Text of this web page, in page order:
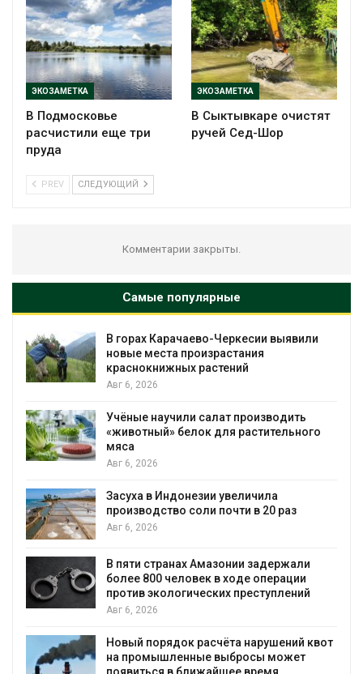
ЭКОЗАМЕТКА
В Подмосковье
расчистили еще три
пруда
ЭКОЗАМЕТКА
В Сыктывкаре очистят
ручей Сед-Шор
PREV СЛЕДУЮЩИЙ
Комментарии закрыты.
Самые популярные
В горах Карачаево-Черкесии выявили
новые места произрастания
краснокнижных растений
Авг 6, 2026
Учёные научили салат производить
«животный» белок для растительного
мяса
Авг 6, 2026
Засуха в Индонезии увеличила
производство соли почти в 20 раз
Авг 6, 2026
В пяти странах Амазонии задержали
более 800 человек в ходе операции
против экологических преступлений
Авг 6, 2026
Новый порядок расчёта нарушений квот
на промышленные выбросы может